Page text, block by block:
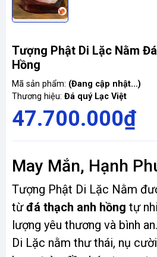
Tượng Phật Di Lặc Nằm
Hồng
Mã sản phẩm: (Đang cập nhật...)
Thương hiệu: Đá quý Lạc Việt
47.700.000₫
May Mắn, Hạnh
Tượng Phật Di Lặc Nằm
từđá thạch anh hồng tự
lượng yêu thương và bình
Di Lặc nằm thư thái, nụ